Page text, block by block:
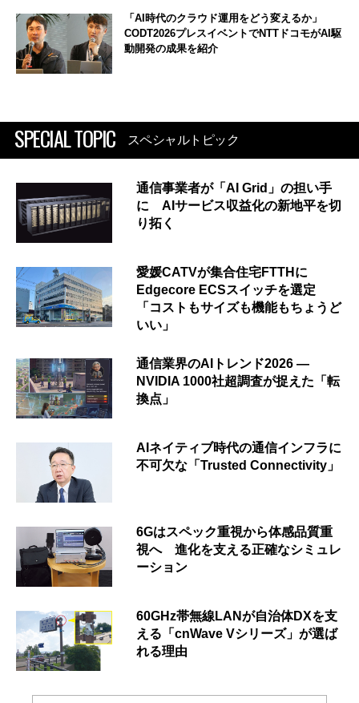
「AI時代のクラウド運用をどう変えるか」
CODT2026プレスイベントでNTTドコモがAI駆
動開発の成果を紹介
SPECIAL TOPIC スペシャルトピック
通信事業者が「AI Grid」の担い手
に AIサービス収益化の新地平を切
り拓く
愛媛CATVが集合住宅FTTHに
Edgecore ECSスイッチを選定
「コストもサイズも機能もちょうど
いい」
通信業界のAIトレンド2026 ―
NVIDIA 1000社超調査が捉えた「転
換点」
AIネイティブ時代の通信インフラに
不可欠な「Trusted Connectivity」
6Gはスペック重視から体感品質重
視へ 進化を支える正確なシミュレ
ーション
60GHz帯無線LANが自治体DXを支
える「cnWave Vシリーズ」が選ば
れる理由